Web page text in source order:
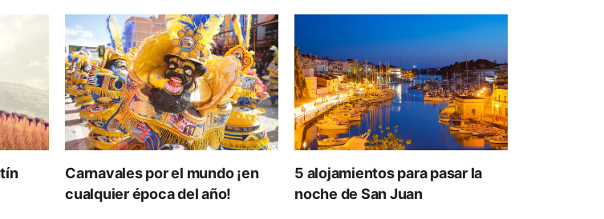
Carnavales por el mundo ¡en
cualquier época del año!
5 alojamientos para pasar la
noche de San Juan